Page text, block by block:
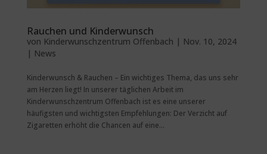
Rauchen und Kinderwunsch
von Kinderwunschzentrum Offenbach | Nov. 10, 2024
| News
Kinderwunsch & Rauchen – Ein wichtiges Thema, das uns sehr
am Herzen liegt! In unserer täglichen Arbeit im
Kinderwunschzentrum Offenbach ist es eine unserer
häufigsten und wichtigsten Empfehlungen: Der Verzicht auf
Zigaretten erhöht die Chancen auf eine...